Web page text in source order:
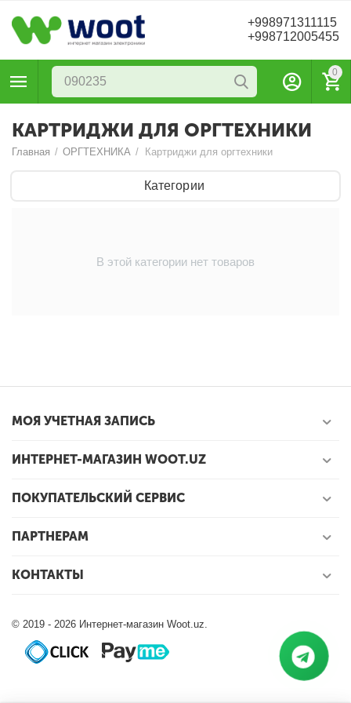
+998971311115
+998712005455
0
КАРТРИДЖИ ДЛЯ ОРГТЕХНИКИ
Главная / ОРГТЕХНИКА / Картриджи для оргтехники
Категории
В этой категории нет товаров
МОЯ УЧЕТНАЯ ЗАПИСЬ
ИНТЕРНЕТ-МАГАЗИН WOOT.UZ
ПОКУПАТЕЛЬСКИЙ СЕРВИС
ПАРТНЕРАМ
КОНТАКТЫ
© 2019 - 2026 Интернет-магазин Woot.uz.